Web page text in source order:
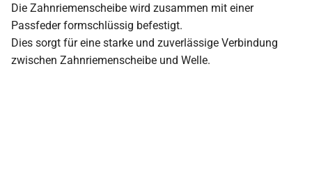
Die Zahnriemenscheibe wird zusammen mit einer
Passfeder formschlüssig befestigt.
Dies sorgt für eine starke und zuverlässige Verbindung
zwischen Zahnriemenscheibe und Welle.